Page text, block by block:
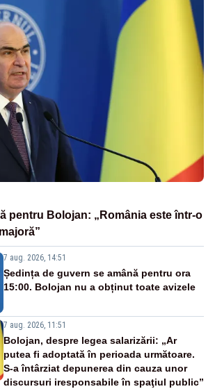
pentru Bolojan: „România este într-o
7 aug. 2026, 14:51
Ședința de guvern se amână pentru ora
15:00. Bolojan nu a obținut toate avizele
7 aug. 2026, 11:51
Bolojan, despre legea salarizării: „Ar
putea fi adoptată în perioada următoare.
S-a întârziat depunerea din cauza unor
discursuri iresponsabile în spaţiul public”